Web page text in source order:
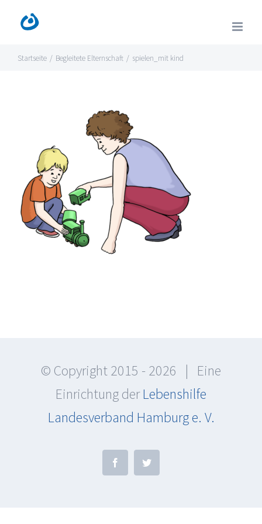
Inhalt
springen
Startseite / Begleitete Elternschaft / spielen_mit kind
© Copyright 2015 -2026 | Eine
Einrichtung derLebenshilfe
Landesverband Hamburg e. V.
FacebookTwitter